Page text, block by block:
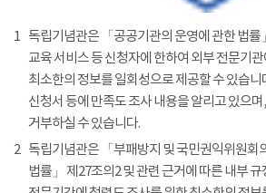
1 독립기념관은 「공공기관의 운영에 관한 법률
교육 서비스 등 신청자에 한하여 외부 전문기
최소한의 정보를 일회성으로 제공할 수 있습니
신청서 등에 만족도 조사 내용을 알리고 있으
거부하실 수 있습니다.
2 독립기념관은 「부패방지 및 국민권익위원회
법률」 제27조의2 및 관련 근거에 따른 내부 규